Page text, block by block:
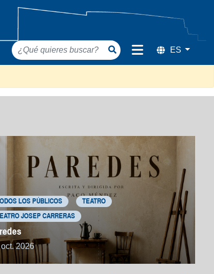
LOS PÚBLICOS TEATRO
JOSEP CARRERAS
2026